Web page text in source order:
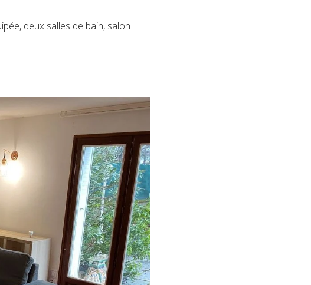
deux salles de bain, salon